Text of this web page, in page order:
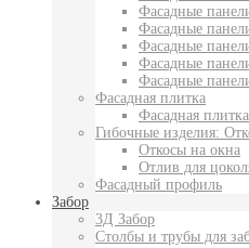
Фасадные
Фасадные
Фасадные
Фасадные
Фасадные
Фасадная плитка
Фасадная
Гибочные изделия:
Откосы на окна
Отлив для
Фасадный профиль
Забор
3Д Забор
Столбы и трубы для